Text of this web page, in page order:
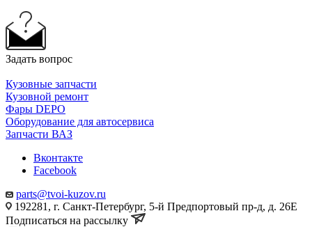
Задать вопрос
Кузовные запчасти
Кузовной ремонт
Фары DEPO
Оборудование для автосервиса
Запчасти ВАЗ
Вконтакте
Facebook
parts@tvoi-kuzov.ru
192281, г. Санкт-Петербург, 5-й Предпортовый пр-д, д. 26Е
Подписаться на рассылку